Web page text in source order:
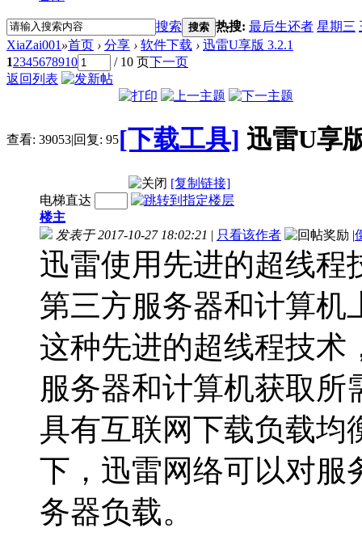
搜索 搜索 热搜: 最后生还者 星期三
XiaZai001 »首页 › 分享 › 软件下载 › 迅雷U享版 3.2.1
12345678910 / 10 页下一页
返回列表
查看: 39053|回复: 95[下载工具] 迅雷U享
[复制链接]
电梯直达
楼主
发表于 2017-10-27 18:02:21 | 只看该作者 |
迅雷使用先进的超线程
第三方服务器和计算机
这种先进的超线程技术
服务器和计算机获取
具有互联网下载负载均
下，迅雷网络可以对服
务器负载。